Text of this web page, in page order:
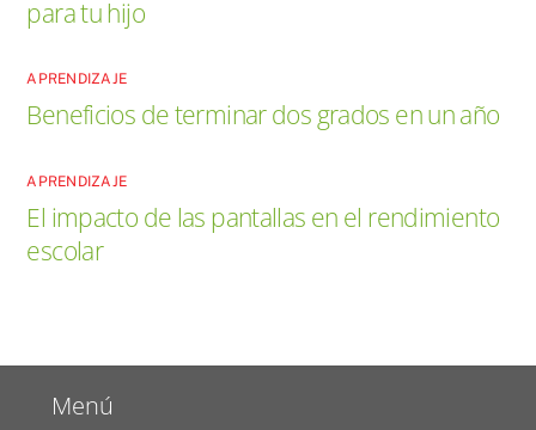
para tu hijo
APRENDIZAJE
Beneficios de terminar dos grados en un año
APRENDIZAJE
El impacto de las pantallas en el rendimiento
escolar
Menú